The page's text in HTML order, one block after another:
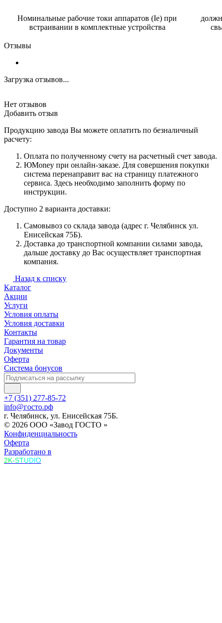
Номинальные рабочие токи аппаратов (Ie) при
встраивании в комплектные устройства
Отзывы
Загрузка отзывов...
Нет отзывов
Добавить отзыв
Продукцию завода Вы можете оплатить по безналичный
расчету:
Оплата по полученному счету на расчетный счет завода.
ЮMoney при онлайн-заказе. Для совершения покупки
система перенаправит вас на страницу платежного
сервиса. Здесь необходимо заполнить форму по
инструкции.
Доступно 2 варианта доставки:
Самовывоз со склада завода (адрес г. Челябинск ул.
Енисейская 75Б).
Доставка до транспортной компании силами завода,
дальше доставку до Вас осуществляет транспортная
компания.
Назад к списку
Каталог
Акции
Услуги
Условия оплаты
Условия доставки
Контакты
Гарантия на товар
Документы
Оферта
Система бонусов
+7 (351) 277-85-72
info@госто.рф
г. Челябинск, ул. Енисейская 75Б.
© 2026 ООО «Завод ГОСТО »
Конфиденциальность
Оферта
Разработано в
2K-STUDIO